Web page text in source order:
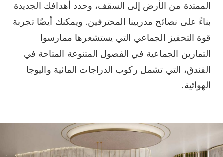
الممتدة من الأرض إلى السقف، وحدد أهدافك الجديدة
بناءً على نصائح مدربينا المحترفين. ويمكنك أيضًا تجربة
قوة التحفيز الجماعي التي يستشعرها ممارسوا
التمارين الجماعية في الفصول المتنوعة المتاحة في
الفندق، التي تشمل ركوب الدراجات المائية واليوجا
الهوائية.